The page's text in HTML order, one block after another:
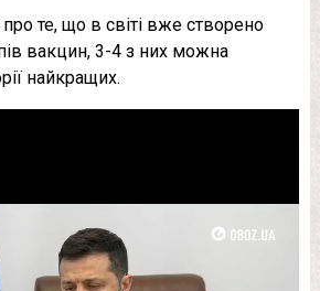
те, що в світі вже створено
вакцин, 3-4 з них можна
найкращих.